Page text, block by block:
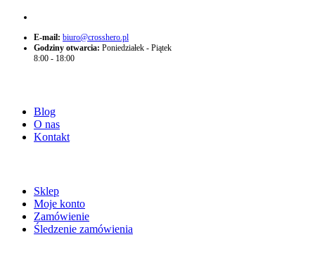
E-mail: biuro@crosshero.pl
Godziny otwarcia: Poniedziałek - Piątek
8:00 - 18:00
Blog
O nas
Kontakt
Sklep
Moje konto
Zamówienie
Śledzenie zamówienia